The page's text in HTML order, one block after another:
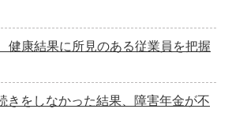
康結果に所見のある従業員を把握
きをしなかった結果、障害年金が不